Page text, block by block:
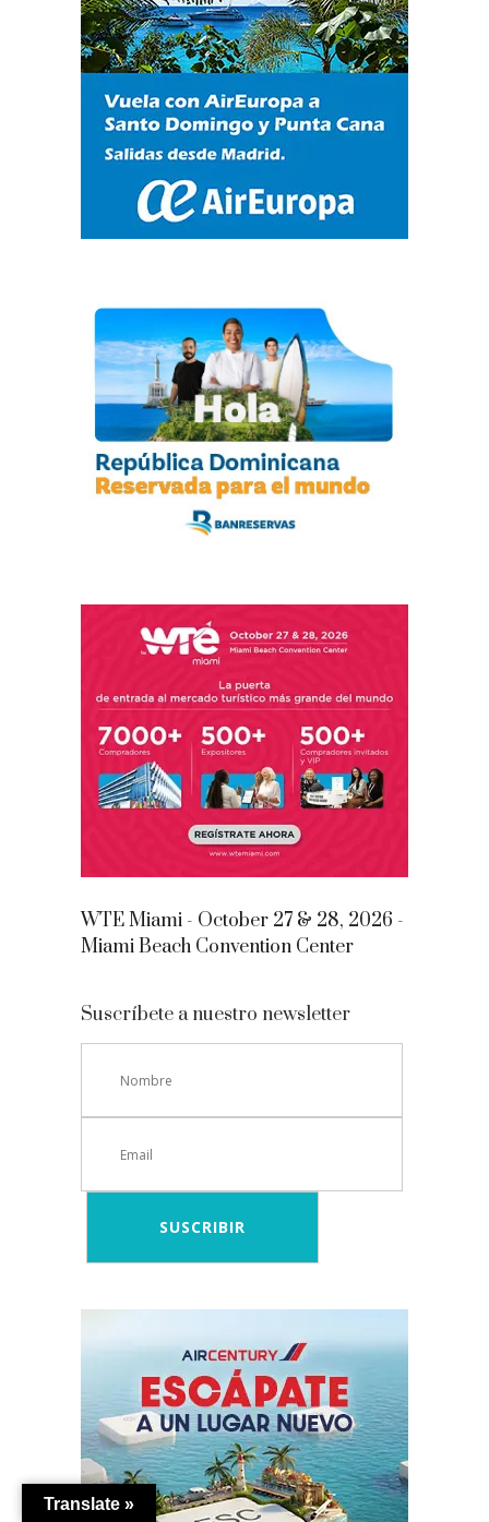
WTE Miami - October 27 & 28, 2026 -
Miami Beach Convention Center
Suscríbete a nuestro newsletter
Translate »